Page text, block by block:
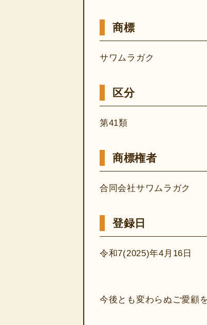
商標
サワムラガク
区分
第41類
商標権者
合同会社サワムラガク
登録日
令和7(2025)年4月16日
今後とも変わらぬご愛顧